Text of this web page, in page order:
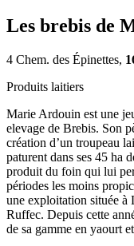
Les brebis de
4 Chem. des Épinettes,
Produits laitiers
Marie Ardouin est une
elevage de Brebis. Son
création d’un troupeau
paturent dans ses 45 ha
produit du foin qui lui
périodes les moins
une exploitation située à
Ruffec. Depuis cette
de sa gamme en yaourt